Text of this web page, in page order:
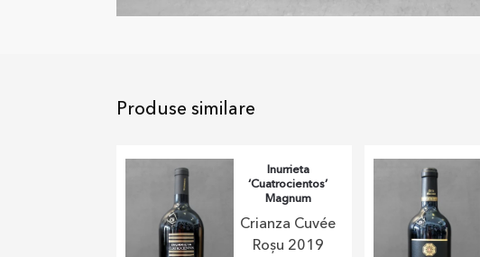
Produse similare
Inurrieta
‘Cuatrocientos’
Magnum
Crianza Cuvée
Roșu 2019